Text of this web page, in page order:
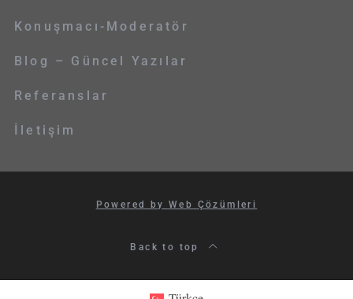
Konuşmacı-Moderatör
Blog – Güncel Yazılar
Referanslar
İletişim
Powered by Web Çözümleri
Back to top